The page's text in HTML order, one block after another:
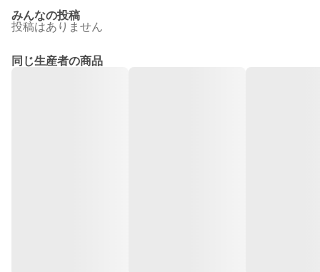
みんなの投稿
投稿はありません
同じ生産者の商品